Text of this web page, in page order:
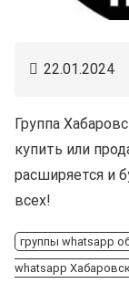
22.01.2024
Группа
купить или
расширяется и
всех!
группы whatsapp
whatsapp